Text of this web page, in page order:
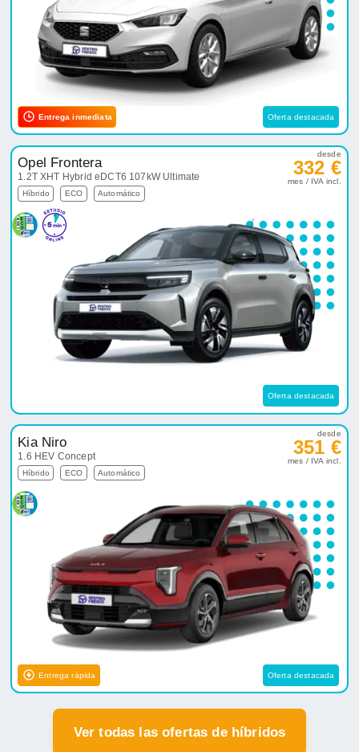
Entrega inmediata Oferta destacada
Opel Frontera
1.2T XHT Hybrid eDCT6 107kW Ultimate
Híbrido ECO Automático
desde
332 €
mes / IVA incl.
Oferta destacada
Kia Niro
1.6 HEV Concept
Híbrido ECO Automático
desde
351 €
mes / IVA incl.
Entrega rápida Oferta destacada
Ver todas las ofertas de híbridos